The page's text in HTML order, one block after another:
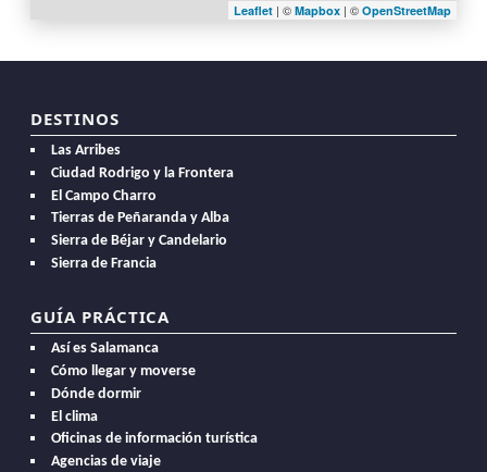
Leaflet| © Mapbox | © OpenStreetMap
DESTINOS
Las Arribes
Ciudad Rodrigo y la Frontera
El Campo Charro
Tierras de Peñaranda y Alba
Sierra de Béjar y Candelario
Sierra de Francia
GUÍA PRÁCTICA
Así es Salamanca
Cómo llegar y moverse
Dónde dormir
El clima
Oficinas de información turística
Agencias de viaje